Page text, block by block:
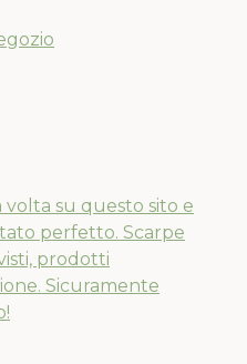
su questo sito e
perfetto. Scarpe
prodotti
Sicuramente